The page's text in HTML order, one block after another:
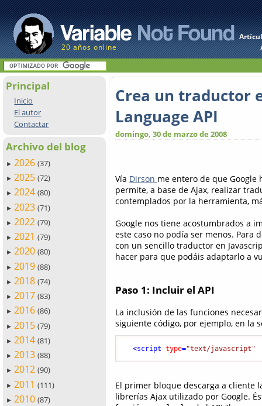
20 años online
Principal
Inicio
El autor
Contactar
Archivo del blog
► 2026 (37)
► 2025 (72)
► 2024 (80)
► 2023 (71)
► 2022 (79)
► 2021 (79)
► 2020 (80)
► 2019 (88)
► 2018 (74)
► 2017 (83)
► 2016 (86)
► 2015 (79)
► 2014 (81)
► 2013 (88)
► 2012 (90)
► 2011 (111)
► 2010 (87)
Crea un traductor
Language API
domingo, 30 de marzo de 2008
Vía Dirson me entero de que Google
permite, a base de Ajax, realizar
contemplados por la herramienta,
Google nos tiene acostumbrados a
este caso no podía ser menos. Para
con un sencillo traductor en
hacer para que podáis adaptarlo a
Paso 1: Incluir el API
La inclusión de las funciones
siguiente código, por ejemplo, en la
<script type="text/javascript"
El primer bloque descarga a cliente
librerías Ajax utilizado por Google.